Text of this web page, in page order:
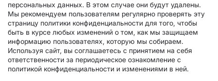
персональных данных. В этом случае они будут удалены.
Мы рекомендуем пользователям регулярно проверять эту
страницу политики конфиденциальности для того, чтобы
быть в курсе любых изменений о том, как мы защищаем
информацию пользователях, которую мы собираем.
Используя сайт, вы соглашаетесь с принятием на себя
ответственности за периодическое ознакомление с
политикой конфиденциальности и изменениями в ней.